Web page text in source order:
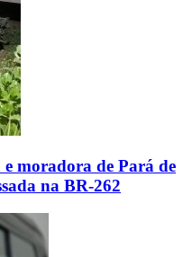
moradora de Pará de
na BR-262